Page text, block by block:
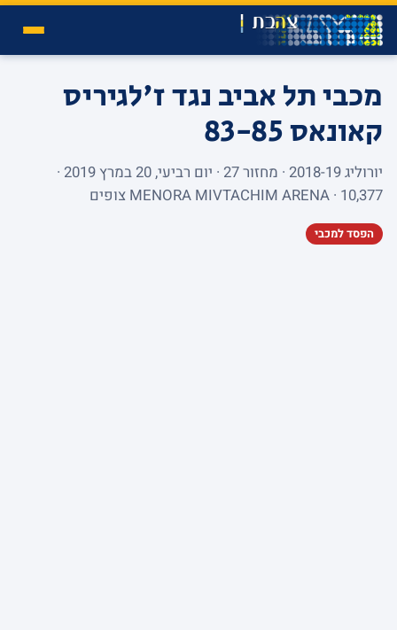
מכבי תל אביב נגד ז'לגיריס
קאונאס83-85
יורוליג 2018-19 · מחזור 27 · יום רביעי, 20 במרץ 2019 ·
MENORA MIVTACHIM ARENA · 10,377 צופים
הפסד למכבי